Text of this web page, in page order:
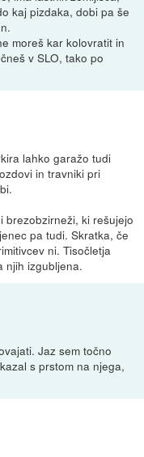
kaj pizdaka, dobi pa še
moreš kar kolovratit in
v SLO, tako po
lahko garažo tudi
in travniki pri
brezobzirneži, ki rešujejo
pa tudi. Skratka, če
ni. Tisočletja
njih izgubljena.
Jaz sem točno
s prstom na njega,